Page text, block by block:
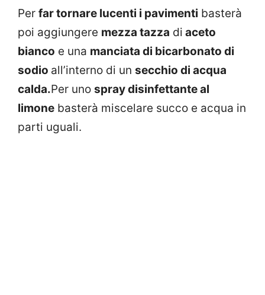
Per far tornare lucenti i pavimenti basterà
poi aggiungere mezza tazza di aceto
bianco e una manciata di bicarbonato di
sodio all’interno di un secchio di acqua
calda.Per uno spray disinfettante al
limone basterà miscelare succo e acqua in
parti uguali.